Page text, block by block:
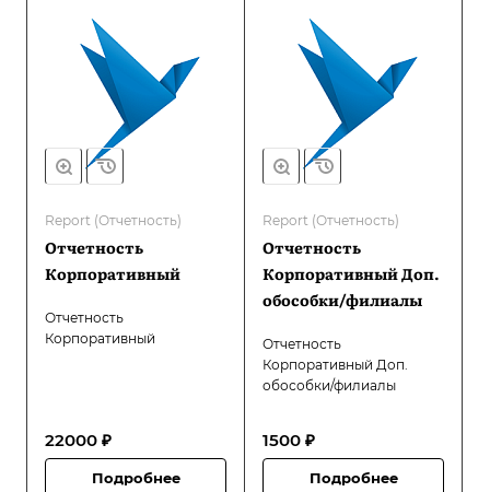
Report (Отчетность)
Отчетность
Корпоративный
Отчетность
Корпоративный
22000 ₽
Подробнее
Report (Отчетность)
Отчетность
Корпоративный Доп.
обособки/филиалы
Отчетность
Корпоративный Доп.
обособки/филиалы
1500 ₽
Подробнее